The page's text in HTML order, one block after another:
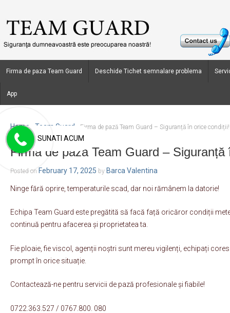
Firma de paza Team Guard Deschide Tichet semnalare problema
App
Home Team Guard Firma de pază Team Guard – Siguranță în orice condiții!
Firma de pază Team Guard –
Posted on February 17, 2025 by Barca Valentina
Ninge fără oprire, temperaturile scad, dar noi rămânem la datorie!
Echipa Team Guard este pregătită să facă față oricăror condiții
continuă pentru afacerea și proprietatea ta.
Fie ploaie, fie viscol, agenții noștri sunt mereu vigilenți, echipați
prompt în orice situație.
Contactează-ne pentru servicii de pază profesionale și fiabile!
0722.363.527 / 0767.800. 080
SUNATI ACUM